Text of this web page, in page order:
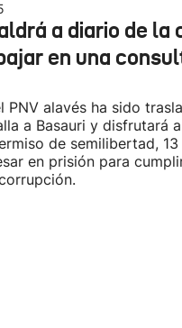
a diario de la
en una
PNV alavés ha sido
a Basauri y disfrutará
de semilibertad, 13
en prisión para